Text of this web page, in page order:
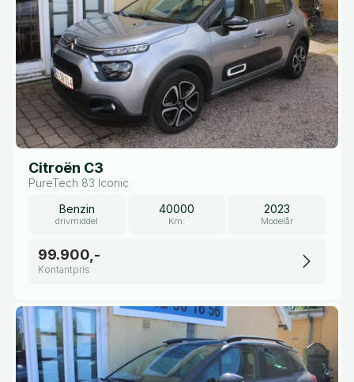
Citroën C3
PureTech 83 Iconic
Benzin
drivmiddel
40000
Km.
2023
Modelår
99.900,-
Kontantpris